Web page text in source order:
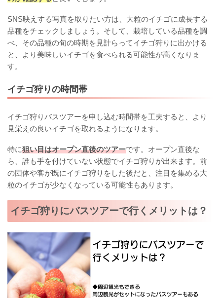
SNS映えする写真を取りたい方は、大粒のイチゴに成長する
品種をチェックしましょう。そして、栽培している品種を調
べ、その品種の旬の時期を見計らってイチゴ狩りに出かける
と、より美味しいイチゴを食べられる可能性が高くなりま
す。
イチゴ狩りの時間帯
イチゴ狩りバスツアーを申し込む時間帯を工夫すると、より
見栄えの良いイチゴを取れるようになります。
特に狙い目はオープン直後のツアーです。オープン直後な
ら、誰も手を付けていない状態でイチゴ狩りが出来ます。前
の団体や客が既にイチゴ狩りをした後だと、注目を集める大
粒のイチゴが少なくなっている可能性もあります。
イチゴ狩りにバスツアーで行くメリットは？